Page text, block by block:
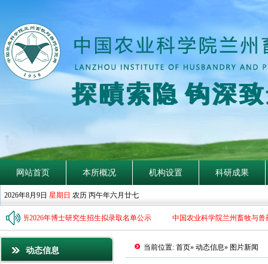
探賾索隐 钩深致
网站首页 本所概况 机构设置 科研成果
2026年8月9日 星期日 农历 丙午年六月廿七
究所2026年博士研究生招生拟录取名单公示 中国农业科学院兰州畜牧与兽
动态信息 当前位置: 首页» 动态信息» 图片新闻